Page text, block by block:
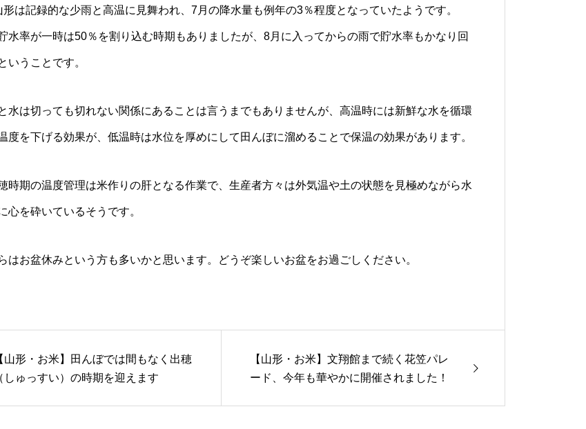
形は記録的な少雨と高温に見舞われ、7月の降水量も例年の3％程度となっていたようです。
水率が一時は50％を割り込む時期もありましたが、8月に入ってからの雨で貯水率もかなり回
いうことです。
水は切っても切れない関係にあることは言うまでもありませんが、高温時には新鮮な水を循環
度を下げる効果が、低温時は水位を厚めにして田んぼに溜めることで保温の効果があります。
時期の温度管理は米作りの肝となる作業で、生産者方々は外気温や土の状態を見極めながら水
心を砕いているそうです。
はお盆休みという方も多いかと思います。どうぞ楽しいお盆をお過ごしください。
山形・お米】田んぼでは間もなく出穂
しゅっすい）の時期を迎えます
【山形・お米】文翔館まで続く花笠パレ
ード、今年も華やかに開催されました！